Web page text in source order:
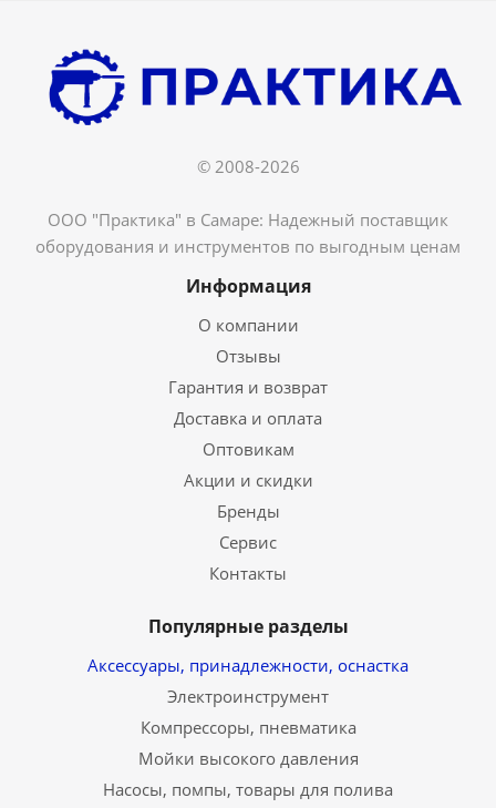
© 2008-2026
ООО "Практика" в Самаре: Надежный поставщик
оборудования и инструментов по выгодным ценам
Информация
О компании
Отзывы
Гарантия и возврат
Доставка и оплата
Оптовикам
Акции и скидки
Бренды
Сервис
Контакты
Популярные разделы
Аксессуары, принадлежности, оснастка
Электроинструмент
Компрессоры, пневматика
Мойки высокого давления
Насосы, помпы, товары для полива